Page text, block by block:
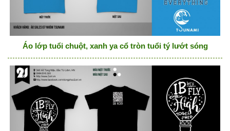
Áo lớp tuổi chuột, xanh ya cổ tròn tuổi tý lướt sóng